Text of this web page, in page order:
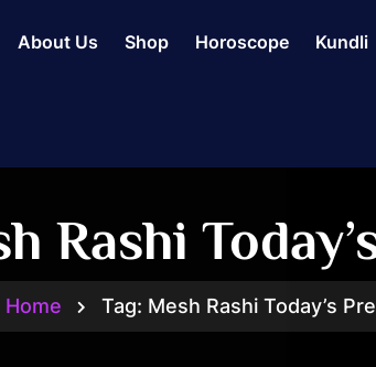
About Us Shop Horoscope Kundli
Rashi
Home Tag: Mesh Rashi Today’s